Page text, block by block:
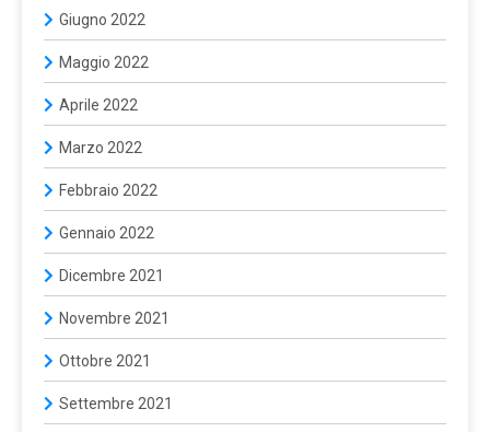
Giugno 2022
Maggio 2022
Aprile 2022
Marzo 2022
Febbraio 2022
Gennaio 2022
Dicembre 2021
Novembre 2021
Ottobre 2021
Settembre 2021